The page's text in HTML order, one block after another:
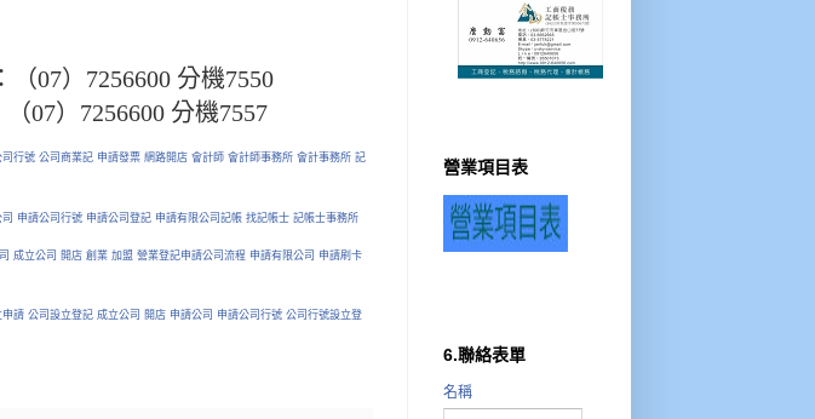
07）7256600 分機7550
）7256600 分機7557
行號 公司商業記 申請發票 網路開店 會計師 會計師事務所 會計事務所 記
申請公司行號 申請公司登記 申請有限公司記帳 找記帳士 記帳士事務所
成立公司 開店 創業 加盟 營業登記申請公司流程 申請有限公司 申請刷卡
請 公司設立登記 成立公司 開店 申請公司 申請公司行號 公司行號設立登
營業項目表
6.聯絡表單
名稱